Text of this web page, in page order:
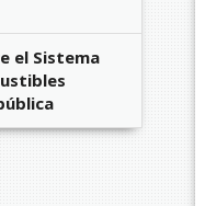
el Sistema